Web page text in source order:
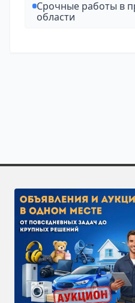
Срочные работы в
области